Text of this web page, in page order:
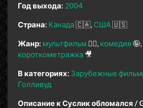
Год выхода: 2004
Страна: Канада🇨🇦 США🇺🇸
Жанр: мультфильм 🧚‍♀️ комедия 🤪
короткометражка 🎥
В категориях: Зарубежные
Голливуд
Описание к Суслик обломался /